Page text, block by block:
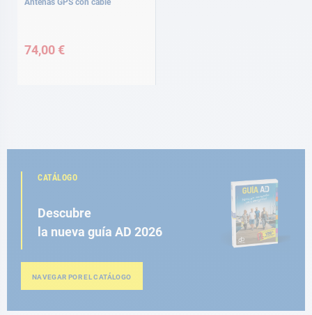
74,00 €
CATÁLOGO
Descubre
la nueva guía AD 2026
NAVEGAR POR EL CATÁLOGO